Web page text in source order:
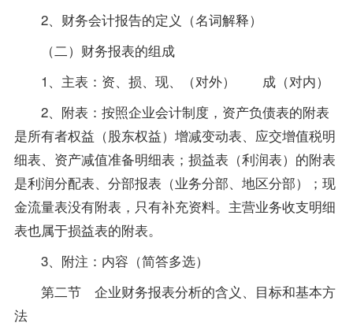
2、财务会计报告的定义（名词解释）
（二）财务报表的组成
1、主表：资、损、现、（对外） 成（对内）
2、附表：按照企业会计制度，资产负债表的附表
是所有者权益（股东权益）增减变动表、应交增值税明
细表、资产减值准备明细表；损益表（利润表）的附表
是利润分配表、分部报表（业务分部、地区分部）；现
金流量表没有附表，只有补充资料。主营业务收支明细
表也属于损益表的附表。
3、附注：内容（简答多选）
第二节 企业财务报表分析的含义、目标和基本方
法